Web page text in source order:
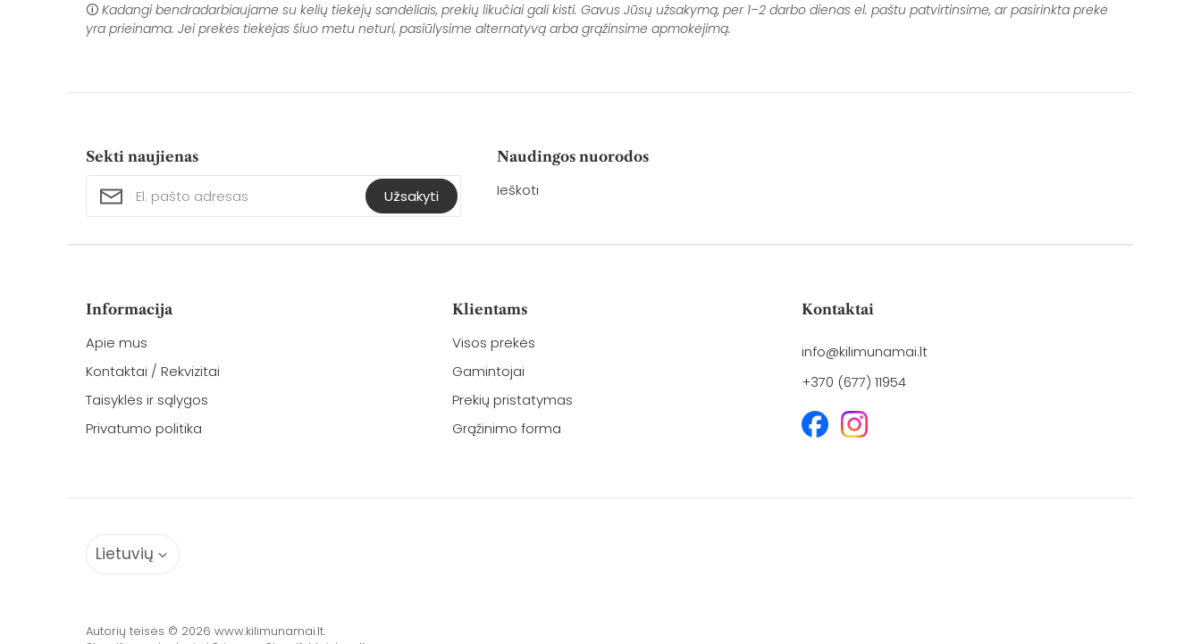
🛈 Kadangi bendradarbiaujame su kelių tiekėjų sandėliais, prekių likučiai gali kisti. Gavus Jūsų užsakymą, per 1–2 darbo dienas el. paštu patvirtinsime, ar pasirinkta prekė
yra prieinama. Jei prekės tiekėjas šiuo metu neturi, pasiūlysime alternatyvą arba grąžinsime apmokėjimą.
Sekti naujienas
Užsakyti
Naudingos nuorodos
Ieškoti
Informacija
Apie mus
Kontaktai / Rekvizitai
Taisyklės ir sąlygos
Privatumo politika
Klientams
Visos prekės
Gamintojai
Prekių pristatymas
Grąžinimo forma
Kontaktai
info@kilimunamai.lt
+370 (677) 11954
Kalba
Lietuvių
Autorių teisės © 2026 www.kilimunamai.lt.